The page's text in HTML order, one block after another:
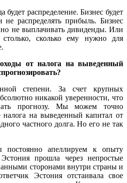
будет распределение. Бизнес будет
не распределять прибыль. Бизнес
не выплачивать дивиденды. Или
сколько ему нужно для
от налога на выведенный
степени. За счет крупных
никакой уверенности, что
прогнозу. Мы можем точно
налога на выведенный капитал от
частного долга. Но его не так
апеллируем к опыту
прошла через непростые
сторонами внутри страны и
Эстония отстаивала свое